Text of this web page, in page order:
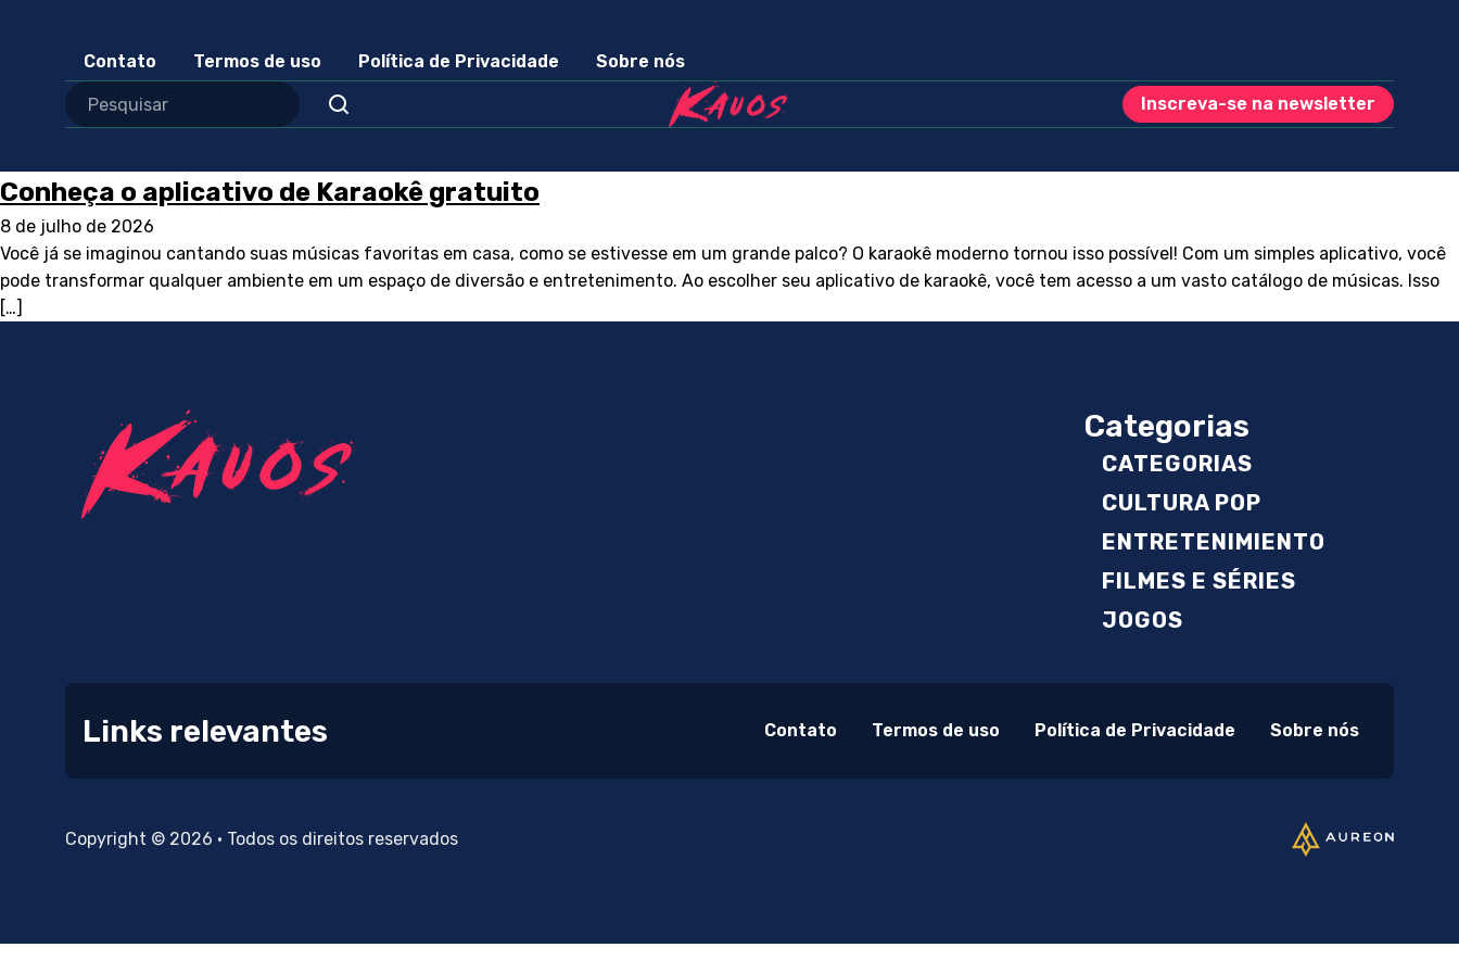
Contato Termos de uso Política de Privacidade Sobre nós
Inscreva-se na newsletter
Conheça o aplicativo de Karaokê gratuito
8 de julho de 2026
Você já se imaginou cantando suas músicas favoritas em casa, como se estivesse em um grande palco? O karaokê moderno tornou isso possível! Com um simples aplicativo, você
pode transformar qualquer ambiente em um espaço de diversão e entretenimento. Ao escolher seu aplicativo de karaokê, você tem acesso a um vasto catálogo de músicas. Isso
[…]
Categorias
CATEGORIAS
CULTURA POP
ENTRETENIMIENTO
FILMES E SÉRIES
JOGOS
Links relevantes Contato Termos de uso Política de Privacidade Sobre nós
Copyright © 2026 • Todos os direitos reservados